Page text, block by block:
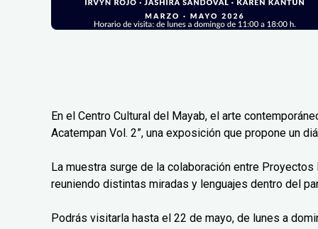
En el Centro Cultural del Mayab, el arte
Acatempan Vol. 2”, una exposición que propone un
La muestra surge de la colaboración entre
reuniendo distintas miradas y lenguajes dentro del
Podrás visitarla hasta el 22 de mayo, de lunes a